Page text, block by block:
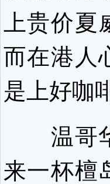
上贵价
而在港人
是上好咖
温哥华
来一杯檀